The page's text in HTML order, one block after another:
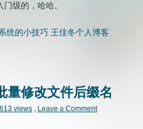
级的，哈哈。
量修改文件后缀名
613 views , Leave a Comment